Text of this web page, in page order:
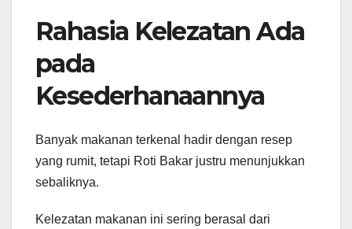
Rahasia Kelezatan Ada
pada
Kesederhanaannya
Banyak makanan terkenal hadir dengan resep
yang rumit, tetapi Roti Bakar justru menunjukkan
sebaliknya.
Kelezatan makanan ini sering berasal dari